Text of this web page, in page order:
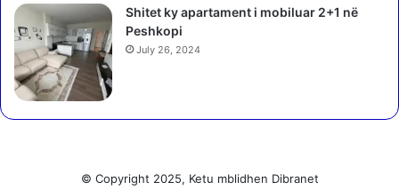
r
o
t
e
s
Shitet ky apartament i mobiluar 2+1 në
Peshkopi
July 26, 2024
© Copyright 2025, Ketu mblidhen Dibranet